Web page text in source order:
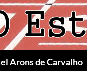
Arons de Carvalho